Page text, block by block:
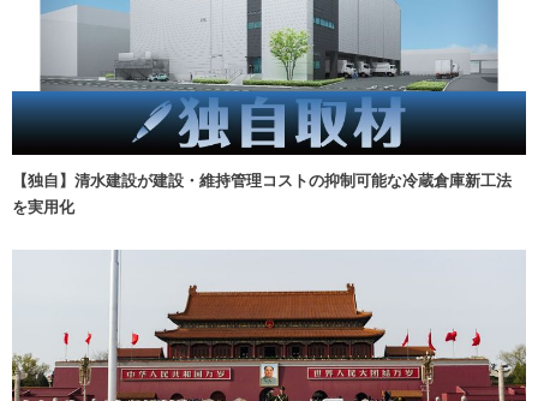
【独自】清水建設が建設・維持管理コストの抑制可能な冷蔵倉庫新工法
を実用化